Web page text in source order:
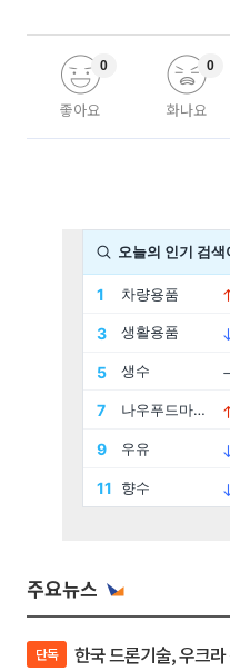
좋아요
0
화나요
0
주요뉴스
단독